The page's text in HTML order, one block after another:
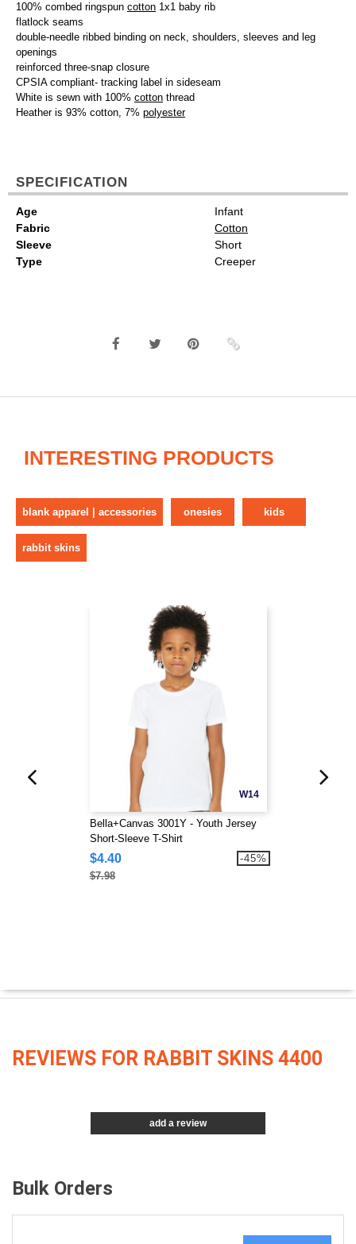
100% combed ringspun cotton 1x1 baby rib
flatlock seams
double-needle ribbed binding on neck, shoulders, sleeves and leg
openings
reinforced three-snap closure
CPSIA compliant- tracking label in sideseam
White is sewn with 100% cotton thread
Heather is 93% cotton, 7% polyester
SPECIFICATION
Age
Infant
Fabric
Cotton
Sleeve
Short
Type
Creeper
INTERESTING PRODUCTS
blank apparel | accessories onesies kids
rabbit skins
W14
Bella+Canvas 3001Y - Youth Jersey
Short-Sleeve T-Shirt
$4.40
$7.98
-45%
REVIEWS FOR RABBIT SKINS 4400
add a review
Bulk Orders